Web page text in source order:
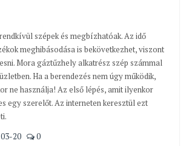
szépek és megbízhatóak. Az idő
meghibásodása is bekövetkezhet, viszont
Mora gáztűzhely alkatrész szép számmal
Ha a berendezés nem úgy működik,
ne használja! Az első lépés, amit ilyenkor
egy szerelőt. Az interneten keresztül ezt
20 0